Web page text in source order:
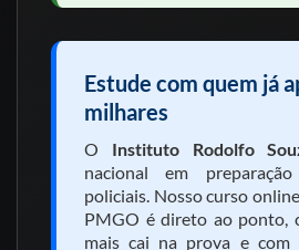
Estude com quem já
milhares
O Instituto Rodolfo
nacional em
policiais. Nosso curso
PMGO é direto ao ponto,
mais cai na prova e com